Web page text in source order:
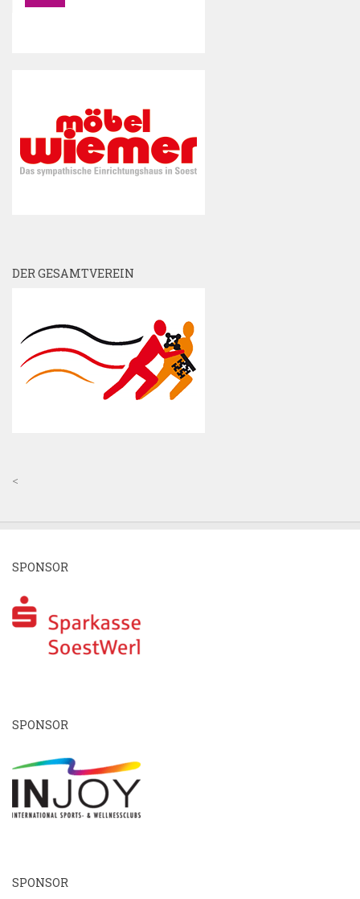
DER GESAMTVEREIN
<
SPONSOR
SPONSOR
SPONSOR